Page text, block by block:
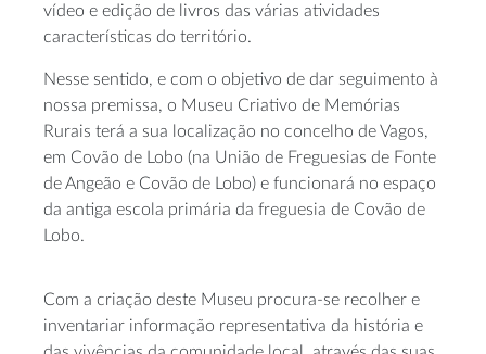
vídeo e edição de livros das várias atividades
características do território.
Nesse sentido, e com o objetivo de dar seguimento à
nossa premissa, o Museu Criativo de Memórias
Rurais terá a sua localização no concelho de Vagos,
em Covão de Lobo (na União de Freguesias de Fonte
de Angeão e Covão de Lobo) e funcionará no espaço
da antiga escola primária da freguesia de Covão de
Lobo.
Com a criação deste Museu procura-se recolher e
inventariar informação representativa da história e